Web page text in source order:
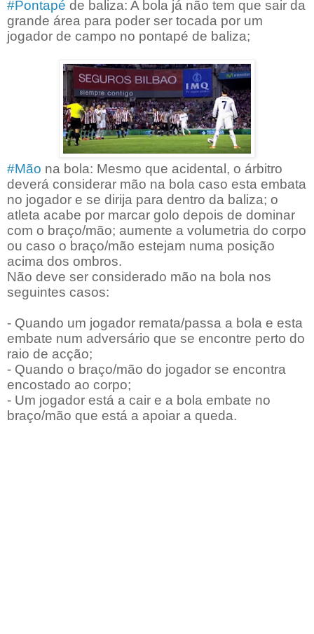
#Pontapé de baliza: A bola já não tem que sair da
grande área para poder ser tocada por um
jogador de campo no pontapé de baliza;
#Mão na bola: Mesmo que acidental, o árbitro
deverá considerar mão na bola caso esta embata
no jogador e se dirija para dentro da baliza; o
atleta acabe por marcar golo depois de dominar
com o braço/mão; aumente a volumetria do corpo
ou caso o braço/mão estejam numa posição
acima dos ombros.
Não deve ser considerado mão na bola nos
seguintes casos:
- Quando um jogador remata/passa a bola e esta
embate num adversário que se encontre perto do
raio de acção;
- Quando o braço/mão do jogador se encontra
encostado ao corpo;
- Um jogador está a cair e a bola embate no
braço/mão que está a apoiar a queda.